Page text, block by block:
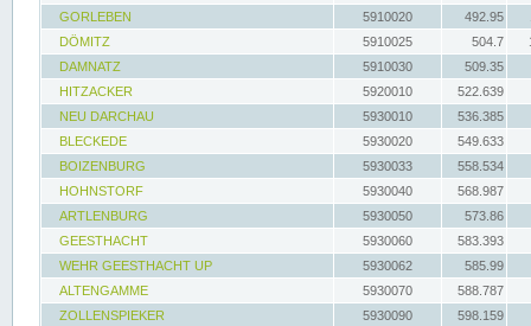
GORLEBEN
5910020 492.95
DÖMITZ
5910025 504.7
DAMNATZ
5910030
509.35
HITZACKER
5920010
522.639
NEU DARCHAU
5930010
536.385
BLECKEDE
5930020
549.633
BOIZENBURG
5930033
558.534
HOHNSTORF
5930040
568.987
ARTLENBURG
5930050
573.86
GEESTHACHT
5930060
583.393
WEHR GEESTHACHT UP
5930062
585.99
ALTENGAMME
5930070
588.787
ZOLLENSPIEKER
5930090
598.159